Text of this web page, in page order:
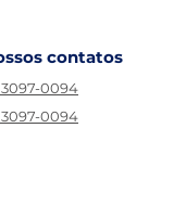
contatos
3097-0094
3097-0094